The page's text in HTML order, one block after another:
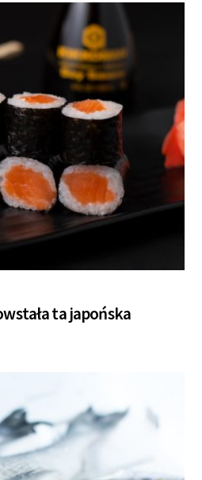
ta japońska